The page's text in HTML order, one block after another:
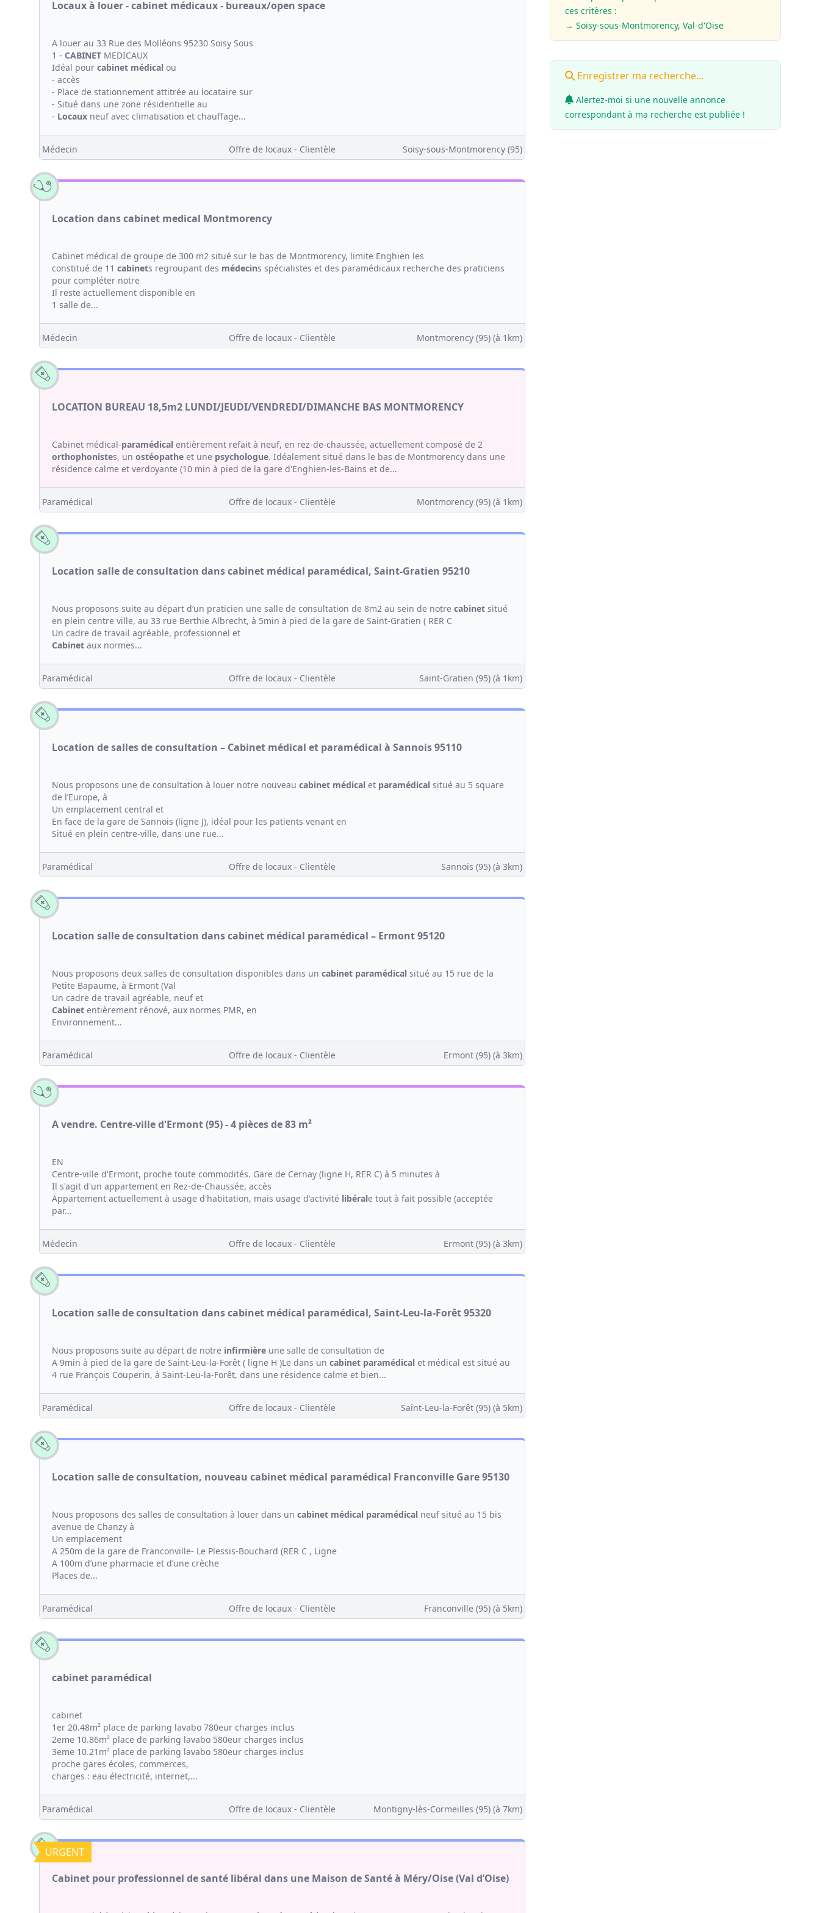
Locaux à louer - cabinet médicaux - bureaux/open space
A louer au 33 Rue des Molléons 95230 Soisy Sous
1 - CABINET MEDICAUX
Idéal pour cabinet médical ou
- accès
- Place de stationnement attitrée au locataire sur
- Situé dans une zone résidentielle au
- Locaux neuf avec climatisation et chauffage...
Médecin Offre de locaux - Clientèle Soisy-sous-Montmorency (95)
Location dans cabinet medical Montmorency
Cabinet médical de groupe de 300 m2 situé sur le bas de Montmorency, limite Enghien les
constitué de 11 cabinets regroupant des médecins spécialistes et des paramédicaux recherche des praticiens
pour compléter notre
Il reste actuellement disponible en
1 salle de...
Médecin Offre de locaux - Clientèle Montmorency (95)(à 1km)
LOCATION BUREAU 18,5m2 LUNDI/JEUDI/VENDREDI/DIMANCHE BAS MONTMORENCY
Cabinet médical-paramédical entièrement refait à neuf, en rez-de-chaussée, actuellement composé de 2
orthophonistes, un ostéopathe et une psychologue. Idéalement situé dans le bas de Montmorency dans une
résidence calme et verdoyante (10 min à pied de la gare d'Enghien-les-Bains et de...
Paramédical Offre de locaux - Clientèle Montmorency (95)(à 1km)
Location salle de consultation dans cabinet médical paramédical, Saint-Gratien 95210
Nous proposons suite au départ d’un praticien une salle de consultation de 8m2 au sein de notre cabinet situé
en plein centre ville, au 33 rue Berthie Albrecht, à 5min à pied de la gare de Saint-Gratien ( RER C
Un cadre de travail agréable, professionnel et
Cabinet aux normes...
Paramédical Offre de locaux - Clientèle Saint-Gratien (95)(à 1km)
Location de salles de consultation – Cabinet médical et paramédical à Sannois 95110
Nous proposons une de consultation à louer notre nouveau cabinet médical et paramédical situé au 5 square
de l’Europe, à
Un emplacement central et
En face de la gare de Sannois (ligne J), idéal pour les patients venant en
Situé en plein centre-ville, dans une rue...
Paramédical Offre de locaux - Clientèle Sannois (95)(à 3km)
Location salle de consultation dans cabinet médical paramédical – Ermont 95120
Nous proposons deux salles de consultation disponibles dans un cabinet paramédical situé au 15 rue de la
Petite Bapaume, à Ermont (Val
Un cadre de travail agréable, neuf et
Cabinet entièrement rénové, aux normes PMR, en
Environnement...
Paramédical Offre de locaux - Clientèle Ermont (95)(à 3km)
A vendre. Centre-ville d'Ermont (95) - 4 pièces de 83 m²
EN
Centre-ville d'Ermont, proche toute commodités. Gare de Cernay (ligne H, RER C) à 5 minutes à
Il s'agit d'un appartement en Rez-de-Chaussée, accès
Appartement actuellement à usage d'habitation, mais usage d'activité libérale tout à fait possible (acceptée
par...
Médecin Offre de locaux - Clientèle Ermont (95)(à 3km)
Location salle de consultation dans cabinet médical paramédical, Saint-Leu-la-Forêt 95320
Nous proposons suite au départ de notre infirmière une salle de consultation de
A 9min à pied de la gare de Saint-Leu-la-Forêt ( ligne H )Le dans un cabinet paramédical et médical est situé au
4 rue François Couperin, à Saint-Leu-la-Forêt, dans une résidence calme et bien...
Paramédical Offre de locaux - Clientèle Saint-Leu-la-Forêt (95)(à 5km)
Location salle de consultation, nouveau cabinet médical paramédical Franconville Gare 95130
Nous proposons des salles de consultation à louer dans un cabinet médical paramédical neuf situé au 15 bis
avenue de Chanzy à
Un emplacement
A 250m de la gare de Franconville- Le Plessis-Bouchard (RER C , Ligne
A 100m d’une pharmacie et d’une crèche
Places de...
Paramédical Offre de locaux - Clientèle Franconville (95)(à 5km)
cabinet paramédical
cabinet
1er 20.48m² place de parking lavabo 780eur charges inclus
2eme 10.86m² place de parking lavabo 580eur charges inclus
3eme 10.21m² place de parking lavabo 580eur charges inclus
proche gares écoles, commerces,
charges : eau électricité, internet,...
Paramédical Offre de locaux - Clientèle Montigny-lès-Cormeilles (95)(à 7km)
URGENT
Cabinet pour professionnel de santé libéral dans une Maison de Santé à Méry/Oise (Val d’Oise)
ces critères :
→ Soisy-sous-Montmorency, Val-d'Oise
Enregistrer ma recherche...
Alertez-moi si une nouvelle annonce
correspondant à ma recherche est publiée !